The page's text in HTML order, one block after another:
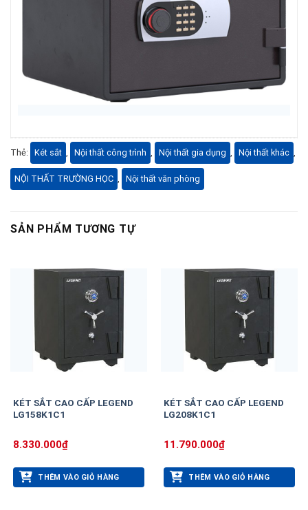
Thẻ: Két sắt Nội thất công trình Nội thất gia dụng Nội thất khác
NỘI THẤT TRƯỜNG HỌC Nội thất văn phòng
SẢN PHẨM TƯƠNG TỰ
KÉT SẮT CAO CẤP LEGEND
LG158K1C1
8.330.000₫
THÊM VÀO GIỎ HÀNG
KÉT SẮT CAO CẤP LEGEND
LG208K1C1
11.790.000₫
THÊM VÀO GIỎ HÀNG